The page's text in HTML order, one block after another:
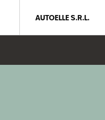
AUTOELLE S.R.L.